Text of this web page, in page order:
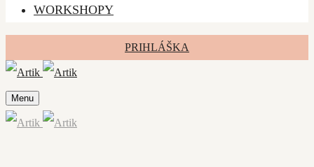
WORKSHOPY
PRIHLÁŠKA
Menu